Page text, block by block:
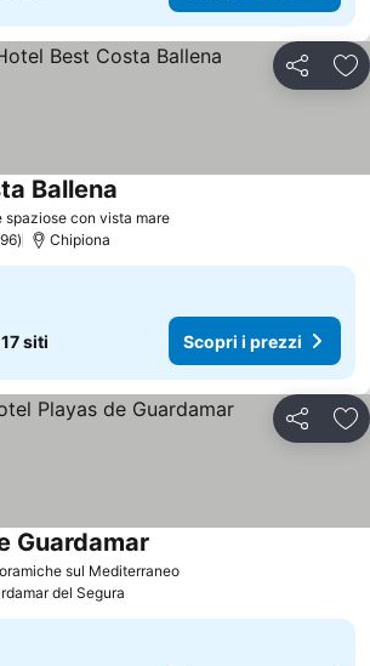
Condividi
spaziose con vista mare
Ballena
Chipiona
17 siti Scopri i prezzi
Condividi
sul Mediterraneo
Guardamar
del Segura